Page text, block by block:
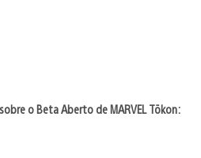
o Beta Aberto de MARVEL Tōkon: